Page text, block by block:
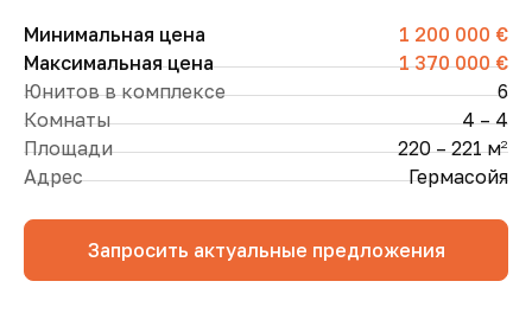
Минимальная цена
1 200 000 €
Максимальная цена
1 370 000 €
Юнитов в комплексе
6
Комнаты
4 – 4
Площади
220 – 221 м2
Адрес Гермасойя
Запросить актуальные предложения